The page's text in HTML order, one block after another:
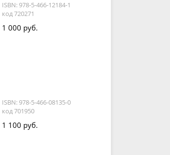
ISBN: 978-5-466-12184-1
код 720271
1 000 руб.
ISBN: 978-5-466-08135-0
код 701950
1 100 руб.